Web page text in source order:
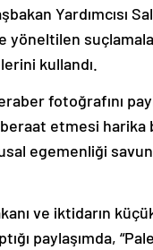
Yardımcısı
kullandı.
fotoğrafını
etmesi harika
egemenliği
ve iktidarın
paylaşımda,